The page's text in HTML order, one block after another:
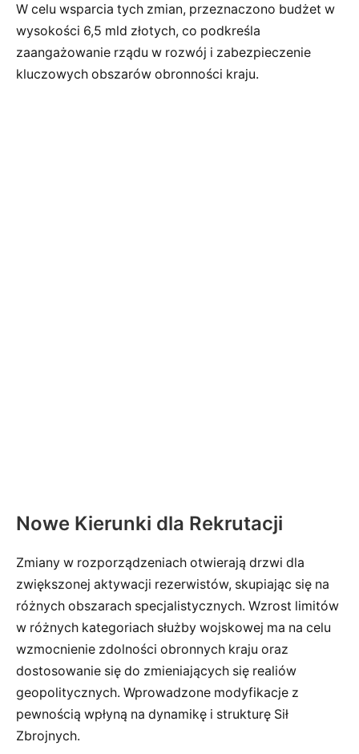
W celu wsparcia tych zmian, przeznaczono budżet w
wysokości 6,5 mld złotych, co podkreśla
zaangażowanie rządu w rozwój i zabezpieczenie
kluczowych obszarów obronności kraju.
Nowe Kierunki dla Rekrutacji
Zmiany w rozporządzeniach otwierają drzwi dla
zwiększonej aktywacji rezerwistów, skupiając się na
różnych obszarach specjalistycznych. Wzrost limitów
w różnych kategoriach służby wojskowej ma na celu
wzmocnienie zdolności obronnych kraju oraz
dostosowanie się do zmieniających się realiów
geopolitycznych. Wprowadzone modyfikacje z
pewnością wpłyną na dynamikę i strukturę Sił
Zbrojnych.